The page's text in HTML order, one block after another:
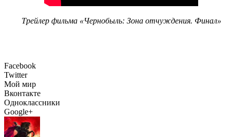
Трейлер фильма «Чернобыль: Зона отчуждения. Финал»
Facebook
Twitter
Мой мир
Вконтакте
Одноклассники
Google+